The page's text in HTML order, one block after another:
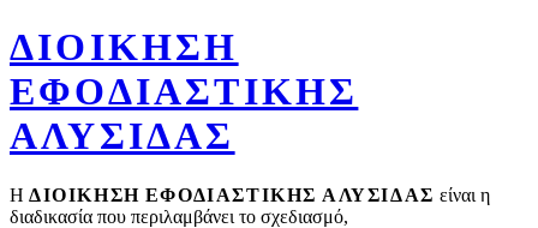
ΔΙΟΙΚΗΣΗ
ΕΦΟΔΙΑΣΤΙΚΗΣ
ΑΛΥΣΙΔΑΣ
H ΔΙΟΙΚΗΣΗ ΕΦΟΔΙΑΣΤΙΚΗΣ ΑΛΥΣΙΔΑΣ είναι η
διαδικασία που περιλαμβάνει το σχεδιασμό,